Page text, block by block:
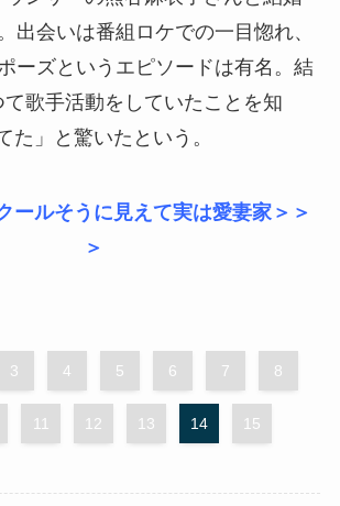
出会いは番組ロケでの一目惚れ、
ーズというエピソードは有名。結
歌手活動をしていたことを知
た」と驚いたという。
ールそうに見えて実は愛妻家＞＞
＞
3 4 5 6 7 8
11 12 13 14 15